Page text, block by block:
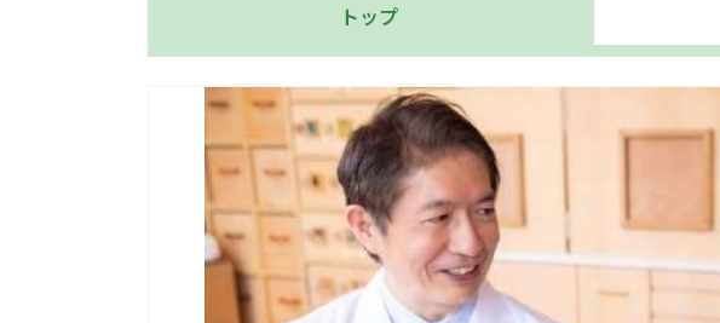
トップ